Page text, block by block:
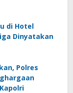
di Hotel
Dinyatakan
Polres